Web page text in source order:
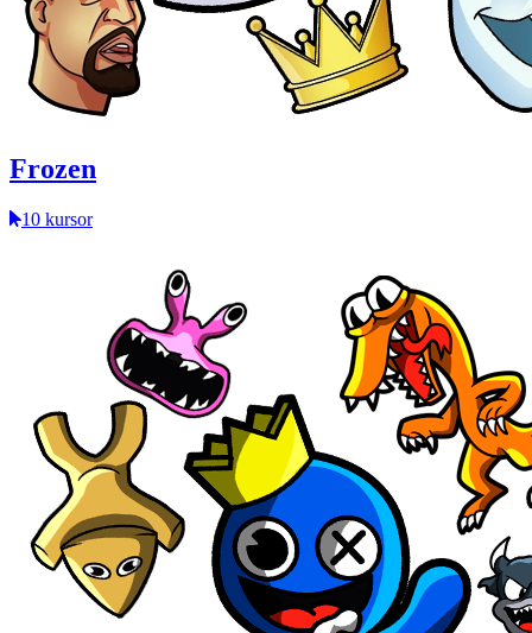
Frozen
10 kursor